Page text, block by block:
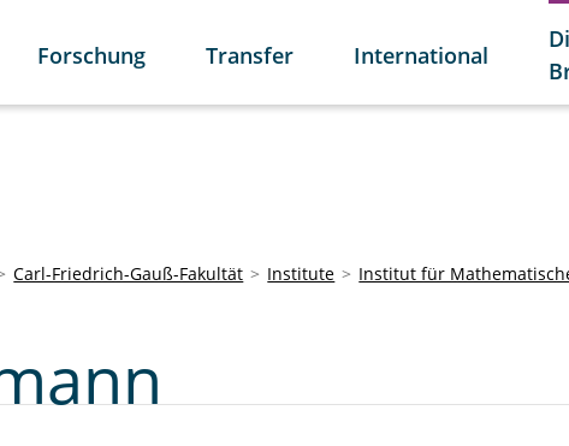
Forschung Transfer International
Carl-Friedrich-Gauß-Fakultät Institute Institut für